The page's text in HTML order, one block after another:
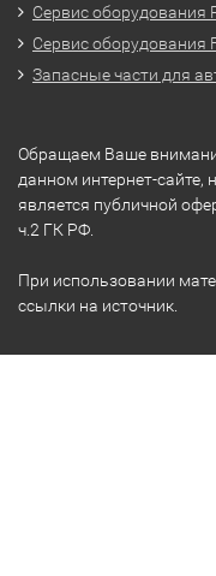
Сервис оборудования
Сервис оборудования
Запасные части для
Обращаем Ваше
данном интернет-
является публичной
ч.2 ГК РФ.
При использовании
ссылки на источник.